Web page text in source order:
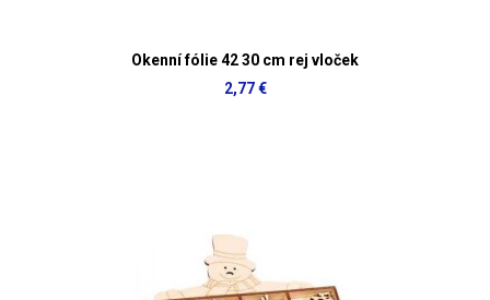
Okenní fólie 42 30 cm rej vloček
2,77 €